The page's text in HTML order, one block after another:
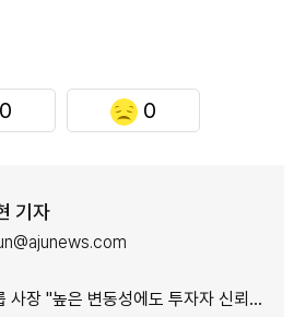
0 0
기자
성에도 투자자 신뢰 유지하려면…시스템 안정성이 선결돼야"